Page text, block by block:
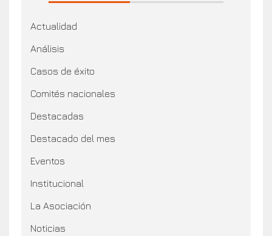
Actualidad
Análisis
Casos de éxito
Comités nacionales
Destacadas
Destacado del mes
Eventos
Institucional
La Asociación
Noticias